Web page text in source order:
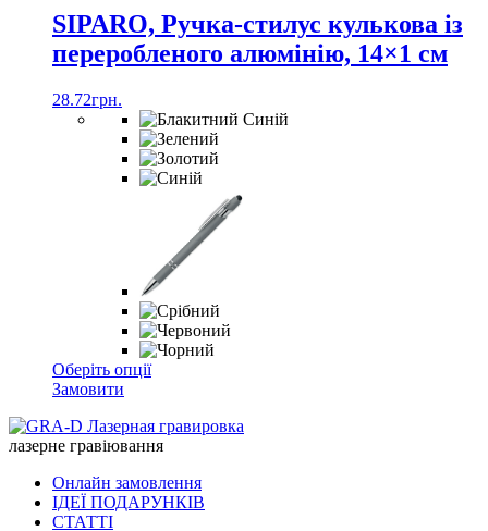
SIPARO, Ручка-стилус кулькова із
переробленого алюмінію, 14×1 см
28.72грн.
Оберіть опціїЦей
кілька
варіантів.
можна
вибрати
Замовити
лазерне гравіювання
Онлайн замовлення
ІДЕЇ ПОДАРУНКІВ
СТАТТІ